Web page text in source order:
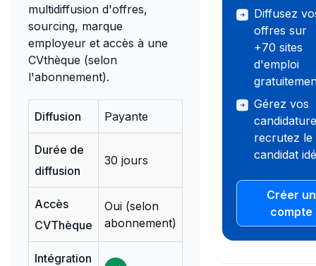
multidiffusion d'offres,
sourcing, marque
employeur et accès à une
CVthèque (selon
l'abonnement).
Diffusion Payante
Durée de
diffusion
30 jours
Accès
CVThèque
Oui (selon
abonnement)
Intégration
Diffusez
offres sur
+70 sites
d'emploi
Gérez vos
recrutez le
candidat
Créer un
compte